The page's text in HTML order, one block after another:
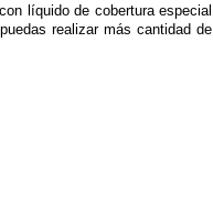
líquido de cobertura especial
realizar más cantidad de